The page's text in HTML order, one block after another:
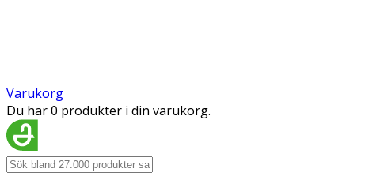
Varukorg
Du har 0 produkter i din varukorg.